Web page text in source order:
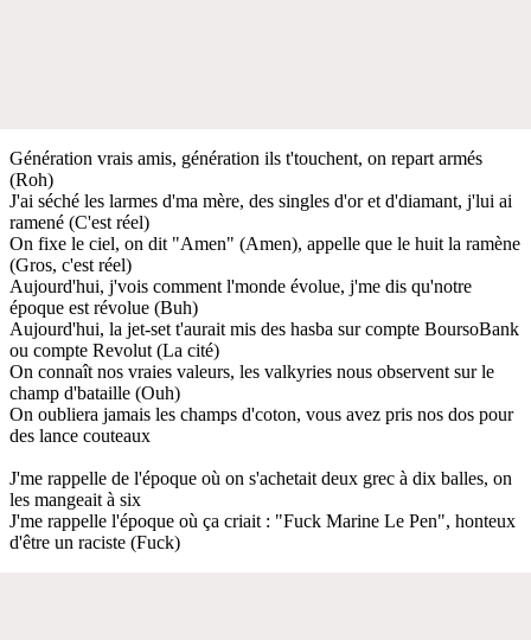
Génération vrais amis, génération ils t'touchent, on repart armés
(Roh)
J'ai séché les larmes d'ma mère, des singles d'or et d'diamant, j'lui ai
ramené (C'est réel)
On fixe le ciel, on dit "Amen" (Amen), appelle que le huit la ramène
(Gros, c'est réel)
Aujourd'hui, j'vois comment l'monde évolue, j'me dis qu'notre
époque est révolue (Buh)
Aujourd'hui, la jet-set t'aurait mis des hasba sur compte BoursoBank
ou compte Revolut (La cité)
On connaît nos vraies valeurs, les valkyries nous observent sur le
champ d'bataille (Ouh)
On oubliera jamais les champs d'coton, vous avez pris nos dos pour
des lance couteaux
J'me rappelle de l'époque où on s'achetait deux grec à dix balles, on
les mangeait à six
J'me rappelle l'époque où ça criait : "Fuck Marine Le Pen", honteux
d'être un raciste (Fuck)